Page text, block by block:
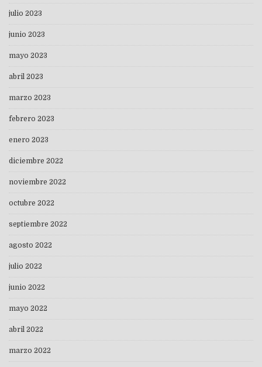
julio 2023
junio 2023
mayo 2023
abril 2023
marzo 2023
febrero 2023
enero 2023
diciembre 2022
noviembre 2022
octubre 2022
septiembre 2022
agosto 2022
julio 2022
junio 2022
mayo 2022
abril 2022
marzo 2022